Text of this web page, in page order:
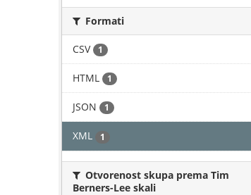
Formati
CSV 1
HTML 1
JSON 1
XML 1
Otvorenost skupa prema Tim
Berners-Lee skali